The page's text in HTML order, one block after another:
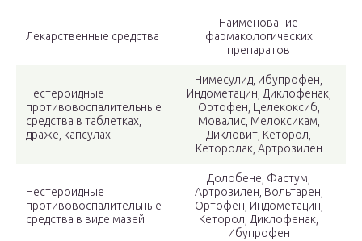
Лекарственные средства
Наименование
фармакологических
препаратов
Нестероидные
противовоспалительные
средства в таблетках,
драже, капсулах
Нимесулид, Ибупрофен,
Индометацин, Диклофенак,
Ортофен, Целекоксиб,
Мовалис, Мелоксикам,
Дикловит, Кеторол,
Кеторолак, Артрозилен
Нестероидные
противовоспалительные
средства в виде мазей
Долобене, Фастум,
Артрозилен, Вольтарен,
Ортофен, Индометацин,
Кеторол, Диклофенак,
Ибупрофен